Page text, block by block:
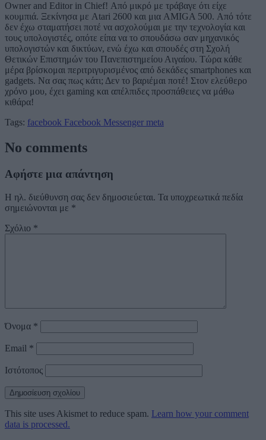
Owner and Editor in Chief! Από μικρό με τράβαγε ότι είχε
κουμπιά. Ξεκίνησα με Atari 2600 και μια AMIGA 500. Από τότε
δεν έχω σταματήσει ποτέ να ασχολούμαι με την τεχνολογία και
τους υπολογιστές, οπότε είπα να το σπουδάσω σαν μηχανικός
υπολογιστών και δικτύων, ενώ έχω και σπουδές στη Σχολή
Θετικών Επιστημών του Πανεπιστημείου Αιγαίου. Τώρα κάθε
μέρα βρίσκομαι περιτριγυρισμένος από δεκάδες smartphones και
gadgets. Να σας πως κάτι; Δεν το βαριέμαι ποτέ! Στον ελεύθερο
χρόνο μου, έχει gaming και απέλπιδες προσπάθειες να μάθω
κιθάρα!
Tags: facebook Facebook Messenger meta
No comments
Αφήστε μια απάντηση
Η ηλ. διεύθυνση σας δεν δημοσιεύεται. Τα υποχρεωτικά πεδία
σημειώνονται με *
Σχόλιο *
Όνομα *
Email *
Ιστότοπος
This site uses Akismet to reduce spam. Learn how your comment
data is processed.